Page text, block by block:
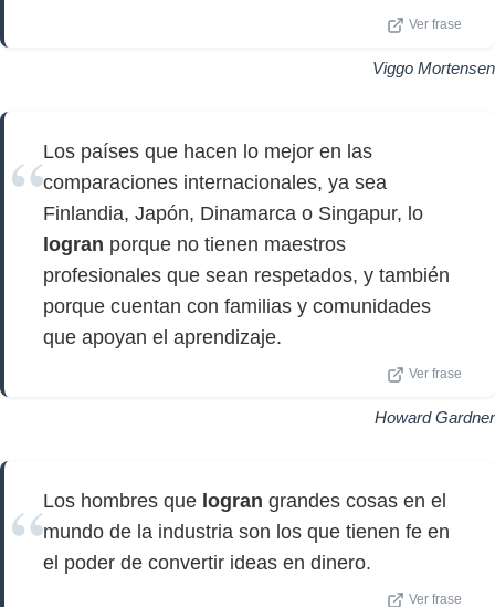
Ver frase
Viggo Mortensen
Los países que hacen lo mejor en las
comparaciones internacionales, ya sea
Finlandia, Japón, Dinamarca o Singapur, lo
logran porque no tienen maestros
profesionales que sean respetados, y también
porque cuentan con familias y comunidades
que apoyan el aprendizaje.
Ver frase
Howard Gardner
Los hombres que logran grandes cosas en el
mundo de la industria son los que tienen fe en
el poder de convertir ideas en dinero.
Ver frase